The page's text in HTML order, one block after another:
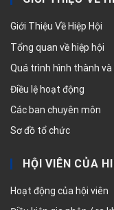
Giới Thiệu Về Hiệp Hội
Tổng quan về hiệp hội
Quá trình hình thành
Điều lệ hoạt động
Các ban chuyên môn
Sơ đồ tổ chức
HỘI VIÊN CỦA
Hoạt động của hội viên